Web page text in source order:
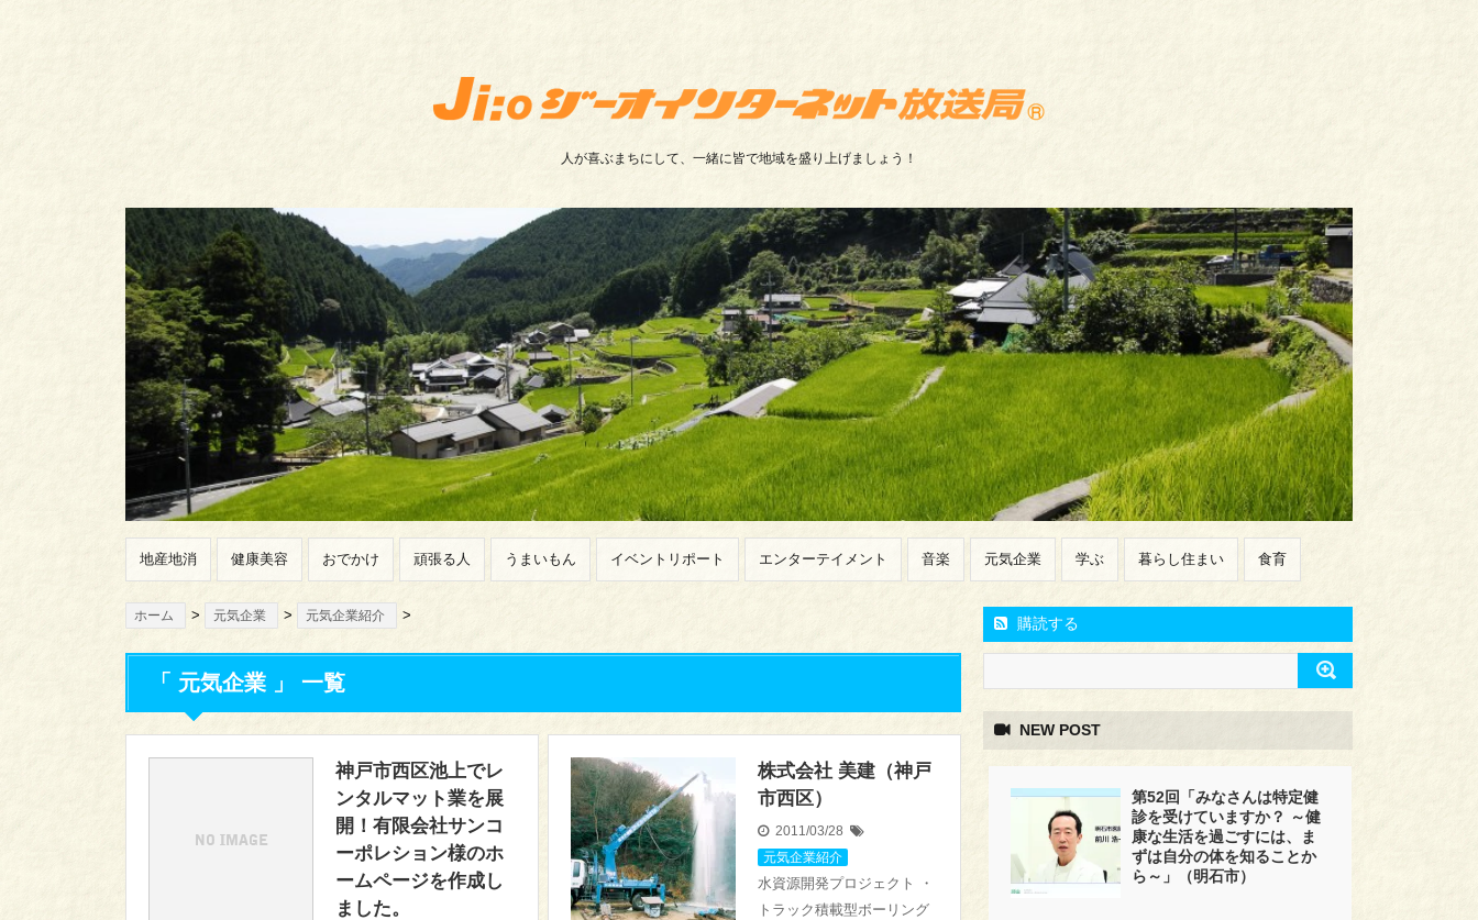
人が喜ぶまちにして、一緒に皆で地域を盛り上げましょう！
地産地消 健康美容 おでかけ 頑張る人 うまいもん イベントリポート エンターテイメント 音楽 元気企業 学ぶ 暮らし住まい 食育
ホーム > 元気企業 > 元気企業紹介 >
「 元気企業 」 一覧
神戸市西区池上でレ
ンタルマット業を展
開！有限会社サンコ
ーポレション様のホ
ームページを作成し
ました。
株式会社 美建（神戸
市西区）
2011/03/28
元気企業紹介
水資源開発プロジェクト ・
トラック積載型ボーリング
購読する
NEW POST
第52回「みなさんは特定健
診を受けていますか？ ～健
康な生活を過ごすには、ま
ずは自分の体を知ることか
ら～」（明石市）